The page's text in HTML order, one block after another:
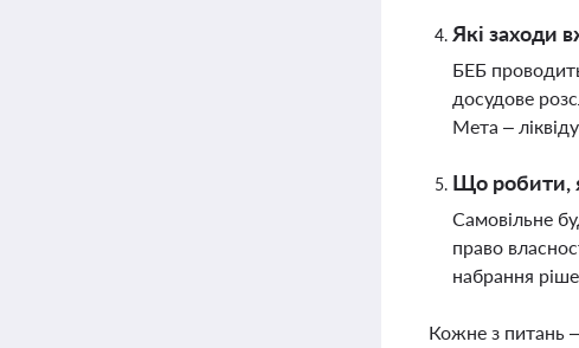
Які заходи
БЕБ
досудове
Мета –
Що робити,
Самовільне
право
набрання
Кожне з питань